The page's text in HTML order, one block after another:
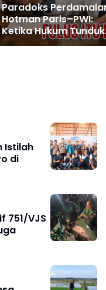
Paradoks
Hotman Paris–PWI:
Ketika Hukum Tunduk
pada Bargaining
Istilah
di
751/VJS